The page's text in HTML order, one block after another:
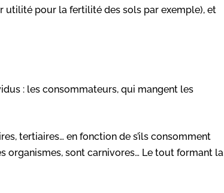
utilité pour la fertilité des sols par exemple), et
: les consommateurs, qui mangent les
tertiaires… en fonction de s’ils consomment
organismes, sont carnivores… Le tout formant la